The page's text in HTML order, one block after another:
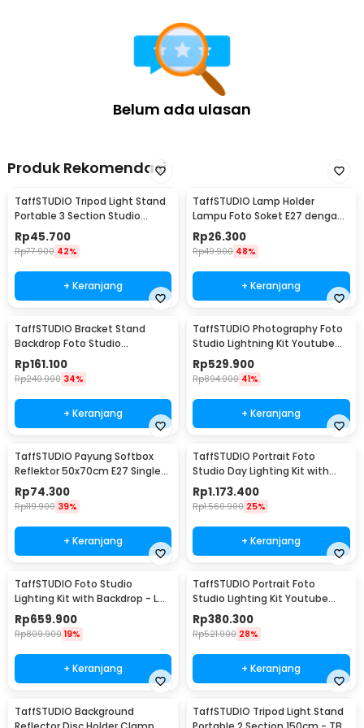
Belum ada ulasan
Produk Rekomendasi
TaffSTUDIO Tripod Light Stand
Portable 3 Section Studio
Lighting 2M - SN303
Rp45.700
Rp77.900 42%
+ Keranjang
TaffSTUDIO Lamp Holder
Lampu Foto Soket E27 dengan
Dudukan Payung Kabel 1.6M -
HQ-DZ001
Rp26.300
Rp49.900 48%
+ Keranjang
TaffSTUDIO Bracket Stand
Backdrop Foto Studio
190x300cm - BS-300
Rp161.100
Rp240.900 34%
+ Keranjang
TaffSTUDIO Photography Foto
Studio Lightning Kit Youtube
Vlog - D-HZ7
Rp529.900
Rp894.900 41%
+ Keranjang
TaffSTUDIO Payung Softbox
Reflektor 50x70cm E27 Single
Socket - CL-RT50
Rp74.300
Rp119.900 39%
+ Keranjang
TaffSTUDIO Portrait Foto
Studio Day Lighting Kit with
Backdrop - LD-TZ25
Rp1.173.400
Rp1.560.900 25%
+ Keranjang
TaffSTUDIO Foto Studio
Lighting Kit with Backdrop - LD-
TZ11A
Rp659.900
Rp809.900 19%
+ Keranjang
TaffSTUDIO Portrait Foto
Studio Lighting Kit Youtube
Vlog - LD-TZ07A
Rp380.300
Rp521.900 28%
+ Keranjang
TaffSTUDIO Background
TaffSTUDIO Tripod Light Stand